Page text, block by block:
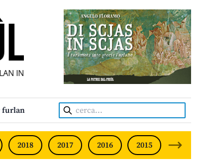
INDIPENDENT • INDEPENDENT FRIULIAN MONTHLY
furlan Cerca:
2018 2017 2016 2015 2014